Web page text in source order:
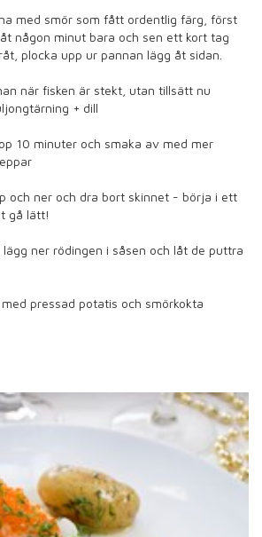
med smör som fått ordentlig färg, först
någon minut bara och sen ett kort tag
plocka upp ur pannan lägg åt sidan.
när fisken är stekt, utan tillsätt nu
+ dill
10 minuter och smaka av med mer
och ner och dra bort skinnet - börja i ett
gå lätt!
ner rödingen i såsen och låt de puttra
pressad potatis och smörkokta